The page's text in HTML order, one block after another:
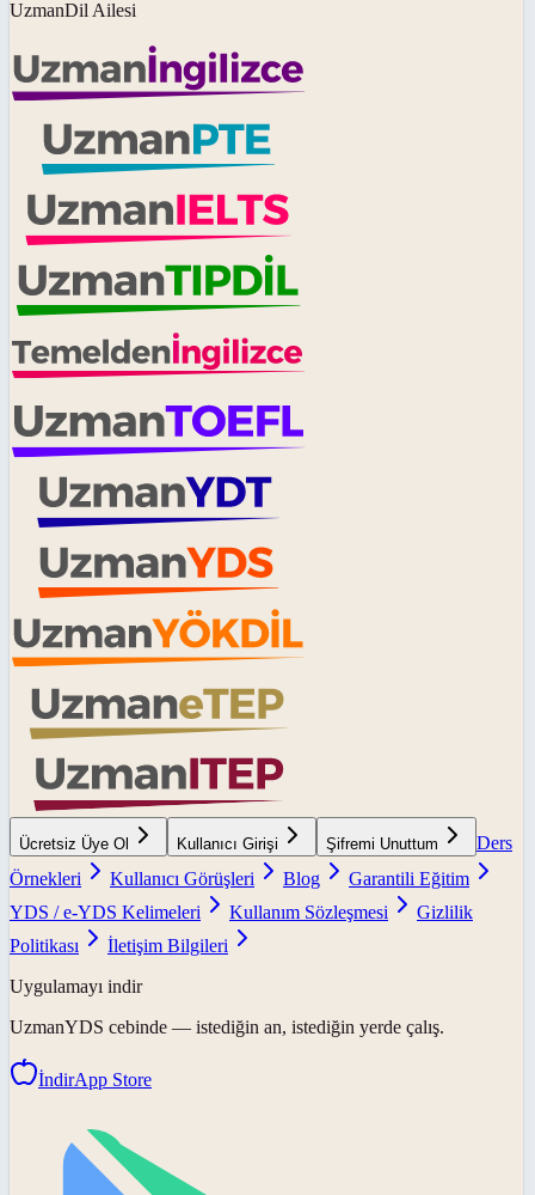
UzmanDil Ailesi
Ücretsiz Üye Ol Kullanıcı Girişi Şifremi Unuttum
Ders
Örnekleri
Kullanıcı Görüşleri Blog
Garantili Eğitim
YDS / e-YDS Kelimeleri
Kullanım Sözleşmesi
Gizlilik
Politikası
İletişim Bilgileri
Uygulamayı indir
UzmanYDS cebinde — istediğin an, istediğin yerde çalış.
İndirApp Store